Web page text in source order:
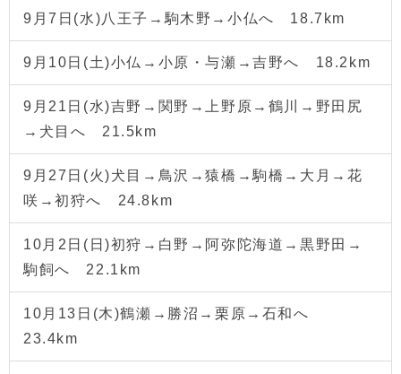
9月7日(水)八王子→駒木野→小仏へ 18.7km
9月10日(土)小仏→小原・与瀬→吉野へ 18.2km
9月21日(水)吉野→関野→上野原→鶴川→野田尻
→犬目へ 21.5km
9月27日(火)犬目→鳥沢→猿橋→駒橋→大月→花
咲→初狩へ 24.8km
10月2日(日)初狩→白野→阿弥陀海道→黒野田→
駒飼へ 22.1km
10月13日(木)鶴瀬→勝沼→栗原→石和へ
23.4km